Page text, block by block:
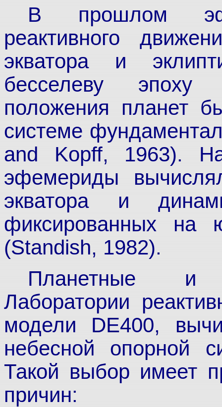
В прошлом
реактивного
экватора и
бесселеву эпоху
положения планет
системе
and Kopff, 1963).
эфемериды
экватора и
фиксированных на
(Standish, 1982).
Планетные и
Лаборатории
модели DE400,
небесной опорной
Такой выбор имеет
причин: